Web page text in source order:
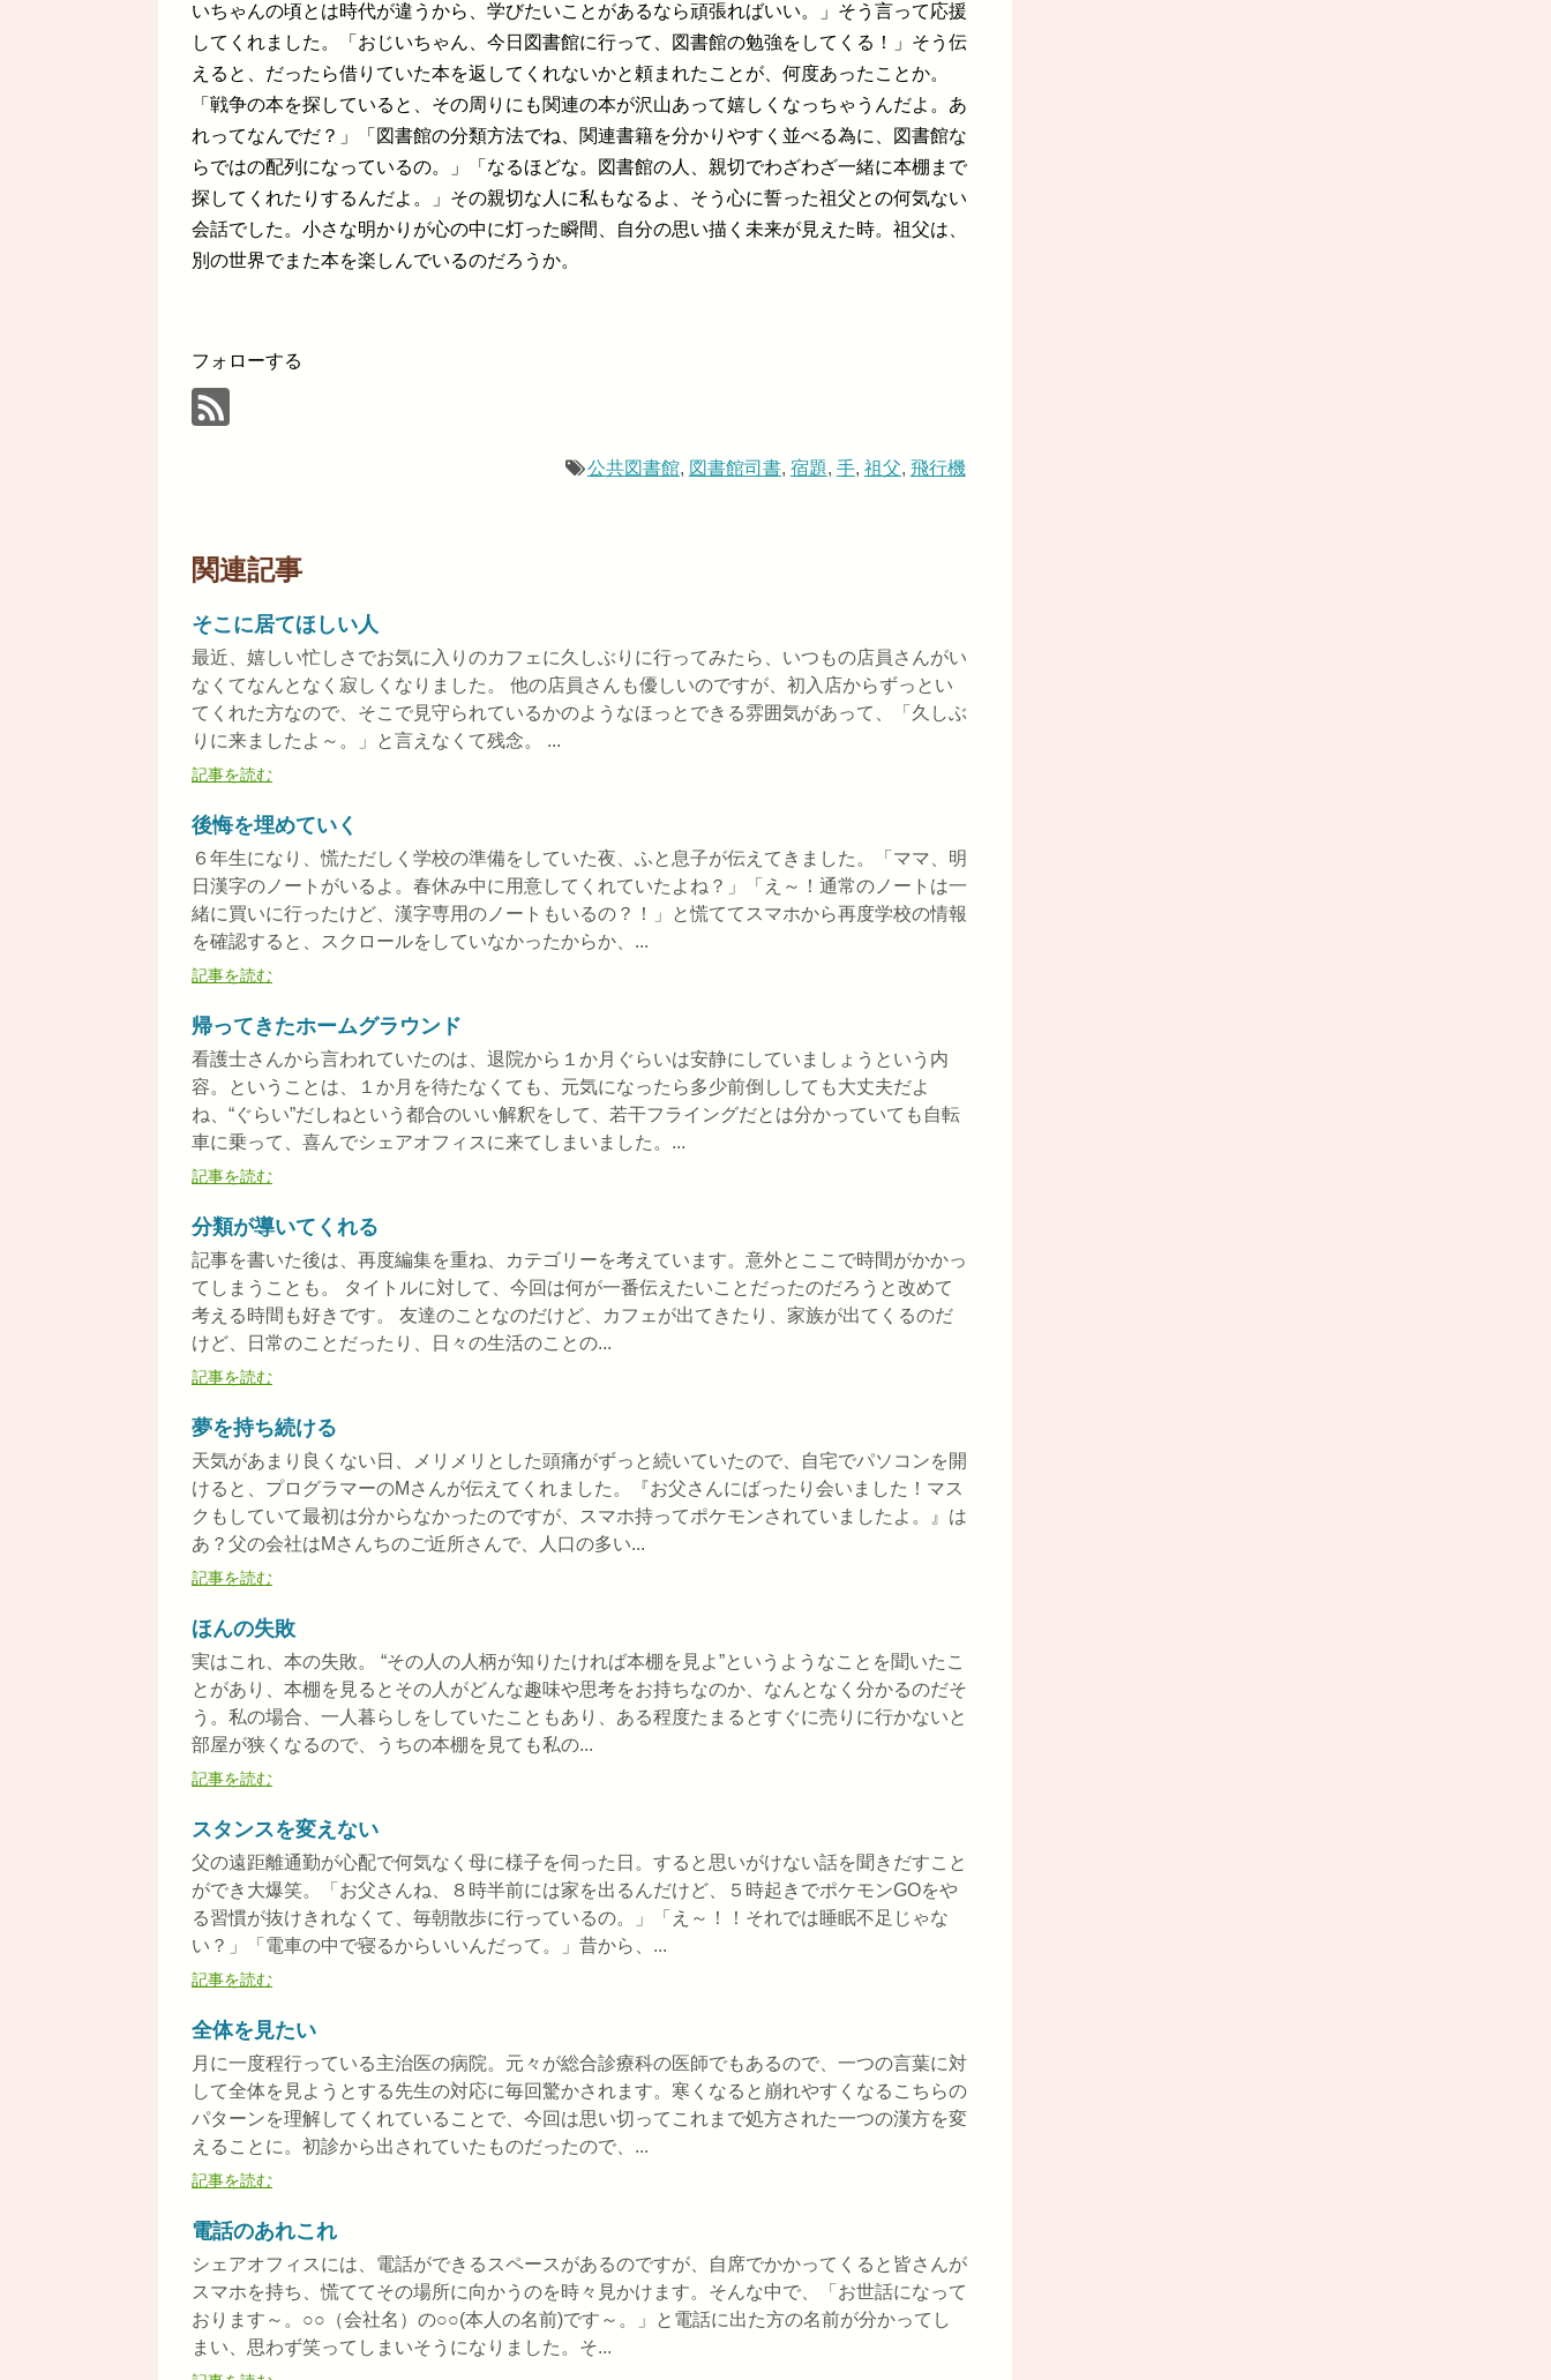
いちゃんの頃とは時代が違うから、学びたいことがあるなら頑張ればいい。」そう言って応援
してくれました。「おじいちゃん、今日図書館に行って、図書館の勉強をしてくる！」そう伝
えると、だったら借りていた本を返してくれないかと頼まれたことが、何度あったことか。
「戦争の本を探していると、その周りにも関連の本が沢山あって嬉しくなっちゃうんだよ。あ
れってなんでだ？」「図書館の分類方法でね、関連書籍を分かりやすく並べる為に、図書館な
らではの配列になっているの。」「なるほどな。図書館の人、親切でわざわざ一緒に本棚まで
探してくれたりするんだよ。」その親切な人に私もなるよ、そう心に誓った祖父との何気ない
会話でした。小さな明かりが心の中に灯った瞬間、自分の思い描く未来が見えた時。祖父は、
別の世界でまた本を楽しんでいるのだろうか。
フォローする
公共図書館, 図書館司書, 宿題, 手, 祖父, 飛行機
関連記事
そこに居てほしい人
最近、嬉しい忙しさでお気に入りのカフェに久しぶりに行ってみたら、いつもの店員さんがい
なくてなんとなく寂しくなりました。 他の店員さんも優しいのですが、初入店からずっとい
てくれた方なので、そこで見守られているかのようなほっとできる雰囲気があって、「久しぶ
りに来ましたよ～。」と言えなくて残念。 ...
記事を読む
後悔を埋めていく
６年生になり、慌ただしく学校の準備をしていた夜、ふと息子が伝えてきました。「ママ、明
日漢字のノートがいるよ。春休み中に用意してくれていたよね？」「え～！通常のノートは一
緒に買いに行ったけど、漢字専用のノートもいるの？！」と慌ててスマホから再度学校の情報
を確認すると、スクロールをしていなかったからか、...
記事を読む
帰ってきたホームグラウンド
看護士さんから言われていたのは、退院から１か月ぐらいは安静にしていましょうという内
容。ということは、１か月を待たなくても、元気になったら多少前倒ししても大丈夫だよ
ね、“ぐらい”だしねという都合のいい解釈をして、若干フライングだとは分かっていても自転
車に乗って、喜んでシェアオフィスに来てしまいました。...
記事を読む
分類が導いてくれる
記事を書いた後は、再度編集を重ね、カテゴリーを考えています。意外とここで時間がかかっ
てしまうことも。 タイトルに対して、今回は何が一番伝えたいことだったのだろうと改めて
考える時間も好きです。 友達のことなのだけど、カフェが出てきたり、家族が出てくるのだ
けど、日常のことだったり、日々の生活のことの...
記事を読む
夢を持ち続ける
天気があまり良くない日、メリメリとした頭痛がずっと続いていたので、自宅でパソコンを開
けると、プログラマーのMさんが伝えてくれました。『お父さんにばったり会いました！マス
クもしていて最初は分からなかったのですが、スマホ持ってポケモンされていましたよ。』は
あ？父の会社はMさんちのご近所さんで、人口の多い...
記事を読む
ほんの失敗
実はこれ、本の失敗。 “その人の人柄が知りたければ本棚を見よ”というようなことを聞いたこ
とがあり、本棚を見るとその人がどんな趣味や思考をお持ちなのか、なんとなく分かるのだそ
う。私の場合、一人暮らしをしていたこともあり、ある程度たまるとすぐに売りに行かないと
部屋が狭くなるので、うちの本棚を見ても私の...
記事を読む
スタンスを変えない
父の遠距離通勤が心配で何気なく母に様子を伺った日。すると思いがけない話を聞きだすこと
ができ大爆笑。「お父さんね、８時半前には家を出るんだけど、５時起きでポケモンGOをや
る習慣が抜けきれなくて、毎朝散歩に行っているの。」「え～！！それでは睡眠不足じゃな
い？」「電車の中で寝るからいいんだって。」昔から、...
記事を読む
全体を見たい
月に一度程行っている主治医の病院。元々が総合診療科の医師でもあるので、一つの言葉に対
して全体を見ようとする先生の対応に毎回驚かされます。寒くなると崩れやすくなるこちらの
パターンを理解してくれていることで、今回は思い切ってこれまで処方された一つの漢方を変
えることに。初診から出されていたものだったので、...
記事を読む
電話のあれこれ
シェアオフィスには、電話ができるスペースがあるのですが、自席でかかってくると皆さんが
スマホを持ち、慌ててその場所に向かうのを時々見かけます。そんな中で、「お世話になって
おります～。○○（会社名）の○○(本人の名前)です～。」と電話に出た方の名前が分かってし
まい、思わず笑ってしまいそうになりました。そ...